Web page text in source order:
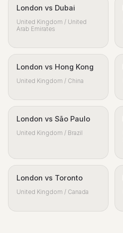
London vs Dubai
United Kingdom / United
Arab Emirates
London vs Hong Kong
United Kingdom / China
London vs São Paulo
United Kingdom / Brazil
London vs Toronto
United Kingdom / Canada